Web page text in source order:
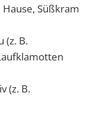
Süßkram
(z. B.
(z. B.